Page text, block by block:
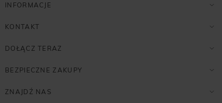
INFORMACJE
KONTAKT
DOŁĄCZ TERAZ
BEZPIECZNE ZAKUPY
ZNAJDŹ NAS